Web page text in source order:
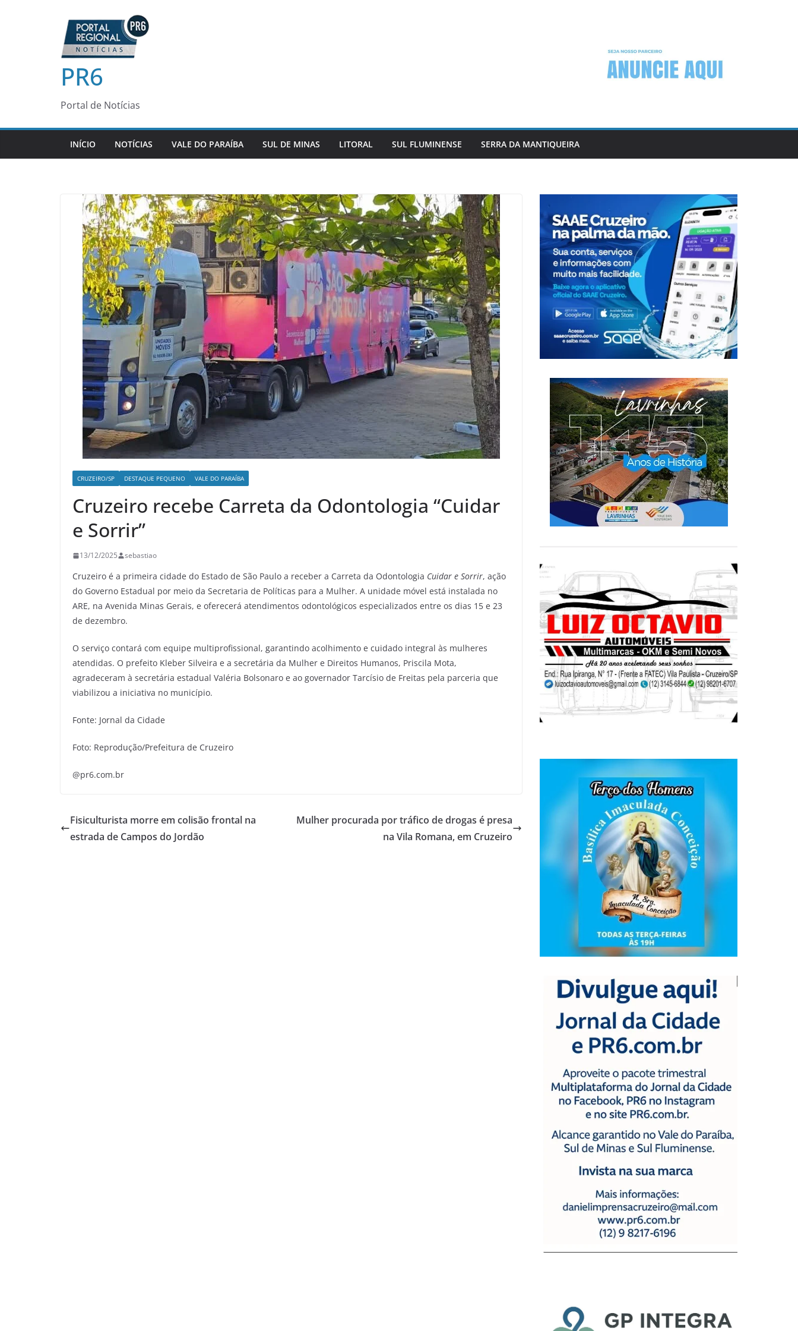
PR6
Portal de Notícias
INÍCIO NOTÍCIAS VALE DO PARAÍBA SUL DE MINAS LITORAL SUL FLUMINENSE SERRA DA MANTIQUEIRA
CRUZEIRO/SP DESTAQUE PEQUENO VALE DO PARAÍBA
Cruzeiro recebe Carreta da Odontologia “Cuidar
e Sorrir”
13/12/2025 sebastiao
Cruzeiro é a primeira cidade do Estado de São Paulo a receber a Carreta da Odontologia Cuidar e Sorrir, ação
do Governo Estadual por meio da Secretaria de Políticas para a Mulher. A unidade móvel está instalada no
ARE, na Avenida Minas Gerais, e oferecerá atendimentos odontológicos especializados entre os dias 15 e 23
de dezembro.
O serviço contará com equipe multiprofissional, garantindo acolhimento e cuidado integral às mulheres
atendidas. O prefeito Kleber Silveira e a secretária da Mulher e Direitos Humanos, Priscila Mota,
agradeceram à secretária estadual Valéria Bolsonaro e ao governador Tarcísio de Freitas pela parceria que
viabilizou a iniciativa no município.
Fonte: Jornal da Cidade
Foto: Reprodução/Prefeitura de Cruzeiro
@pr6.com.br
Fisiculturista morre em colisão frontal na
estrada de Campos do Jordão
Mulher procurada por tráfico de drogas é presa
na Vila Romana, em Cruzeiro